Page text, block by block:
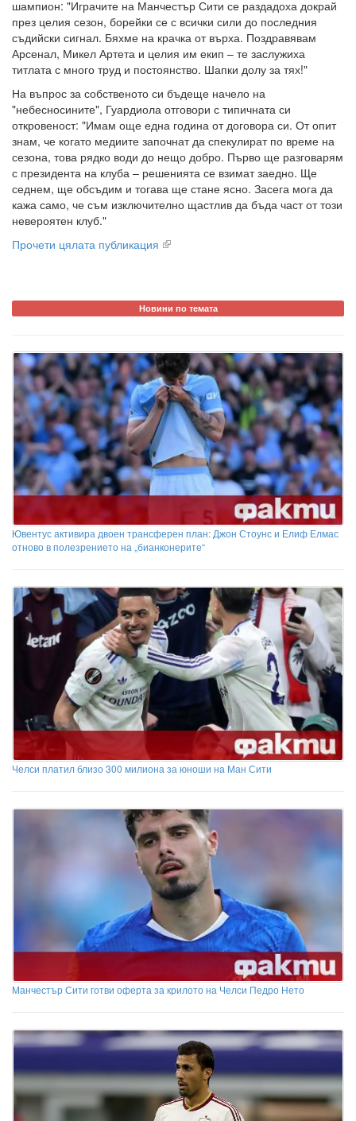
шампион: "Играчите на Манчестър Сити се раздадоха докрай
през целия сезон, борейки се с всички сили до последния
съдийски сигнал. Бяхме на крачка от върха. Поздравявам
Арсенал, Микел Артета и целия им екип – те заслужиха
титлата с много труд и постоянство. Шапки долу за тях!"
На въпрос за собственото си бъдеще начело на
"небесносините", Гуардиола отговори с типичната си
откровеност: "Имам още една година от договора си. От опит
знам, че когато медиите започнат да спекулират по време на
сезона, това рядко води до нещо добро. Първо ще разговарям
с президента на клуба – решенията се взимат заедно. Ще
седнем, ще обсъдим и тогава ще стане ясно. Засега мога да
кажа само, че съм изключително щастлив да бъда част от този
невероятен клуб."
Прочети цялата публикация
Новини по темата
Ювентус активира двоен трансферен план: Джон Стоунс и Елиф Елмас
отново в полезрението на „бианконерите“
Челси платил близо 300 милиона за юноши на Ман Сити
Манчестър Сити готви оферта за крилото на Челси Педро Нето